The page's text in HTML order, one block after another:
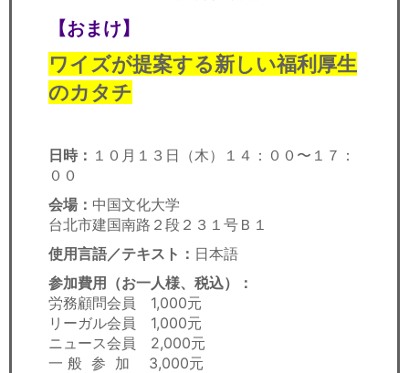
【おまけ】
ワイズが提案する新しい福利厚生
のカタチ
日時： １０月１３日（木）１４：００〜１７：
００
会場： 中国文化大学
台北市建国南路２段２３１号Ｂ１
使用言語／テキスト： 日本語
参加費用（お一人様、税込）：
労務顧問会員 1,000元
リーガル会員 1,000元
ニュース会員 2,000元
一 般 参 加 3,000元